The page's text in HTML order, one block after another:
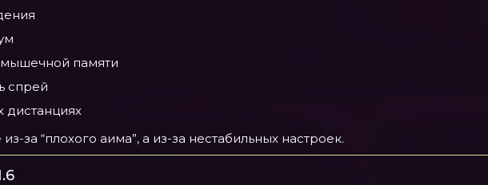
памяти
спрей
дистанциях
за “плохого аима”, а из-за нестабильных настроек.